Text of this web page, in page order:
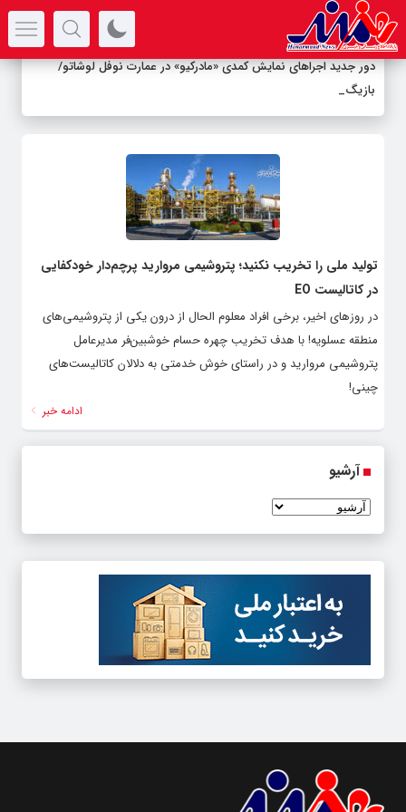
دور جدید اجراهای نمایش کمدی «مادرکیو» در عمارت نوفل لوشاتو/
بازیگرا_
تولید ملی را تخریب نکنید؛ پتروشیمی مروارید پرچم‌دار خودکفایی
در کاتالیست EO
در روزهای اخیر، برخی افراد معلوم الحال از درون یکی از پتروشیمی‌های
منطقه عسلویه! با هدف تخریب چهره حسام خوشبین‌فر مدیرعامل
پتروشیمی مروارید و در راستای خوش خدمتی به دلالان کاتالیست‌های
چینی!
ادامه خبر
آرشیو